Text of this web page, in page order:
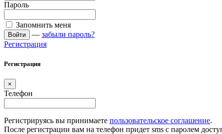
Пароль
Запомнить меня
Войти — забыли пароль?
Регистрация
Регистрация
×
Телефон
Регистрируясь вы принимаете пользовательское соглашение.
После регистрации вам на телефон придет sms с паролем